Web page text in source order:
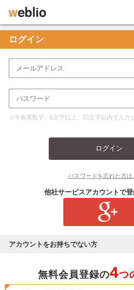
ログイン
※半角英数字、6文字以上、32文字以内で入力
ログイン
パスワードを忘れた方は
他社サービスアカウントで
アカウントをお持ちでない方
無料会員登録の4つ